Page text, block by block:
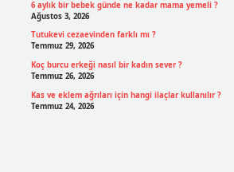
6 aylık bir bebek günde ne kadar mama yemeli ?
Ağustos 3, 2026
Tutukevi cezaevinden farklı mı ?
Temmuz 29, 2026
Koç burcu erkeği nasıl bir kadın sever ?
Temmuz 26, 2026
Kas ve eklem ağrıları için hangi ilaçlar kullanılır ?
Temmuz 24, 2026